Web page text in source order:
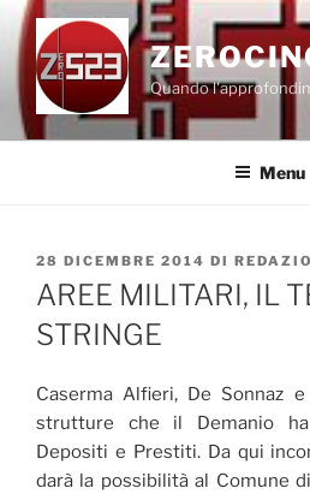
Salta
contenuto
Quando
Menu
PUBBLICATO
IL
28 DICEMBRE 2014 DI
AREE MILITARI, IL
STRINGE
Caserma Alfieri, De Sonnaz
strutture che il Demanio
Depositi e Prestiti. Da qui
darà la possibilità al Comune